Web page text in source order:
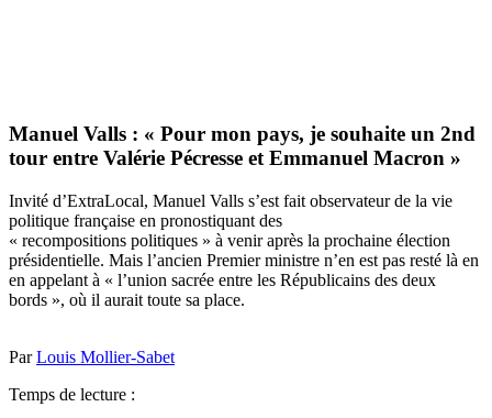
Manuel Valls : « Pour mon pays, je souhaite un 2nd
tour entre Valérie Pécresse et Emmanuel Macron »
Invité d’ExtraLocal, Manuel Valls s’est fait observateur de la vie
politique française en pronostiquant des
« recompositions politiques » à venir après la prochaine élection
présidentielle. Mais l’ancien Premier ministre n’en est pas resté là en
en appelant à « l’union sacrée entre les Républicains des deux
bords », où il aurait toute sa place.
ParLouis Mollier-Sabet
Temps de lecture :